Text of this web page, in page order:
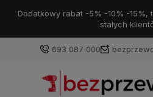
Dodatkowy rabat -5% -10% -15%,
stałych
693 087 000